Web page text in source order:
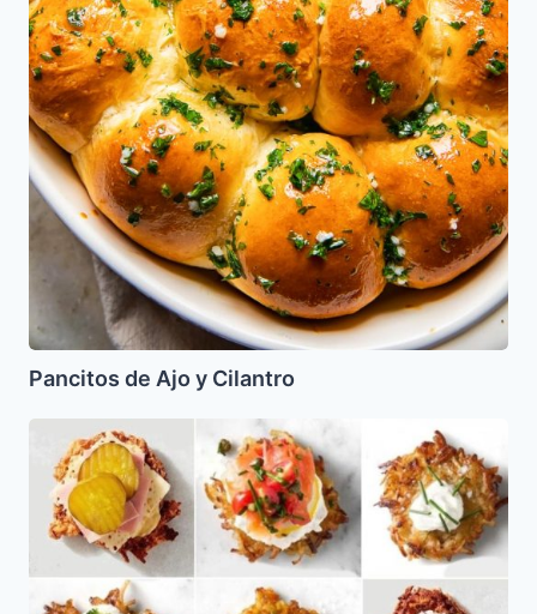
Pancitos de Ajo y Cilantro
Toppings
Irresistibles
para
Tus
Latkes